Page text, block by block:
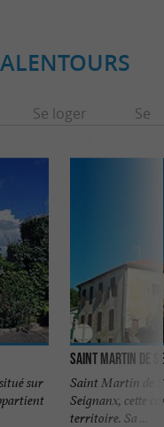
Se loger Se
sur
Saint Martin de
Saint Martin de
Seignanx, cette
territoire. Sa ...